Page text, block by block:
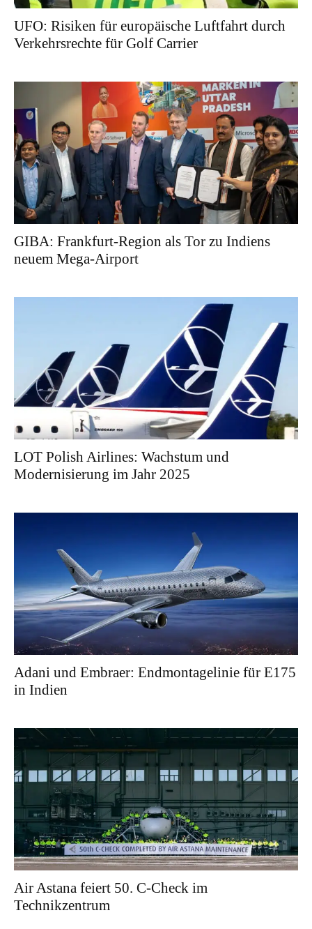
UFO: Risiken für europäische Luftfahrt durch
Verkehrsrechte für Golf Carrier
GIBA: Frankfurt-Region als Tor zu Indiens
neuem Mega-Airport
LOT Polish Airlines: Wachstum und
Modernisierung im Jahr 2025
Adani und Embraer: Endmontagelinie für E175
in Indien
Air Astana feiert 50. C-Check im
Technikzentrum